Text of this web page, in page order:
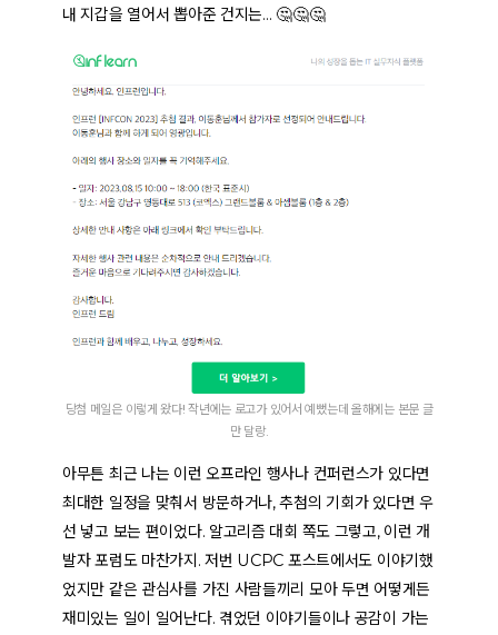
내 지갑을 열어서 뽑아준 건지는… 🤔🤔🤔
당첨 메일은 이렇게 왔다! 작년에는 로고가 있어서 예뻤는데 올해에는 본문 글
만 달랑.
아무튼 최근 나는 이런 오프라인 행사나 컨퍼런스가 있다면
최대한 일정을 맞춰서 방문하거나, 추첨의 기회가 있다면 우
선 넣고 보는 편이었다. 알고리즘 대회 쪽도 그렇고, 이런 개
발자 포럼도 마찬가지. 저번 UCPC 포스트에서도 이야기했
었지만 같은 관심사를 가진 사람들끼리 모아 두면 어떻게든
재미있는 일이 일어난다. 겪었던 이야기들이나 공감이 가는